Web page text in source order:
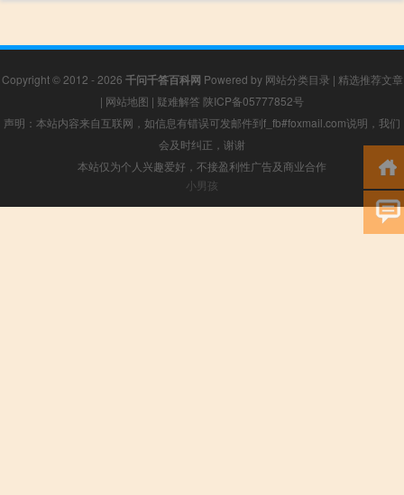
Copyright © 2012 - 2026 千问千答百科网 Powered by 网站分类目录 | 精选推荐文章
| 网站地图 | 疑难解答 陕ICP备05777852号
声明：本站内容来自互联网，如信息有错误可发邮件到f_fb#foxmail.com说明，我们
会及时纠正，谢谢
本站仅为个人兴趣爱好，不接盈利性广告及商业合作
小男孩